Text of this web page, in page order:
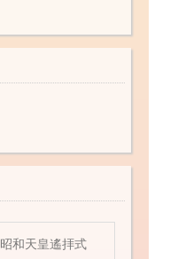
昭和天皇遙拝式